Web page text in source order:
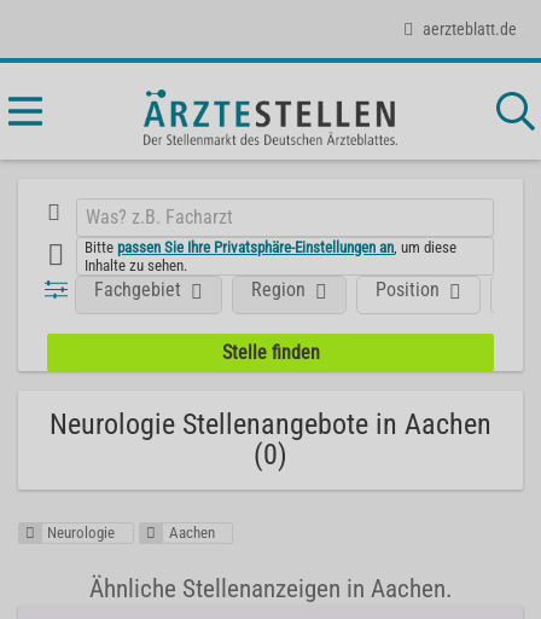
aerzteblatt.de
Bittepassen Sie Ihre Privatsphäre-Einstellungen an , um diese
Inhalte zu sehen.
Position
Fachgebiet Region
Neurologie Stellenangebote in Aachen
(0)
Neurologie Aachen
Ähnliche Stellenanzeigen in Aachen.